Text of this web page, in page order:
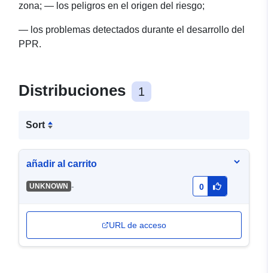
zona; — los peligros en el origen del riesgo;
— los problemas detectados durante el desarrollo del
PPR.
Distribuciones 1
Sort
añadir al carrito
UNKNOWN - 0
URL de acceso